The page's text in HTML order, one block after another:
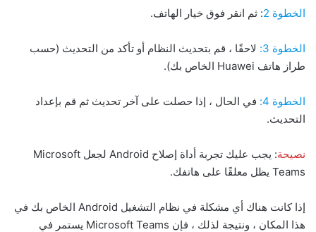
الخطوة 2 : ثم انقر فوق خيار الهاتف.
الخطوة 3:
لاحقًا ، قم بتحديث النظام أو تأكد من التحديث (حسب
طراز هاتف Huawei الخاص بك).
الخطوة 4:
في الحال ، إذا حصلت على آخر تحديث ثم قم بإعداد
التحديث.
نصيحة
: يجب عليك تجربة أداة إصلاح Android لجعل Microsoft
Teams يظل معلقًا على هاتفك.
إذا كانت هناك أي مشكلة في نظام التشغيل Android الخاص بك في
هذا المكان ، ونتيجة لذلك ، فإن Microsoft Teams يستمر في